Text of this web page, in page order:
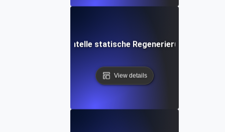
Inkrementelle statische Regenerierung (ISR)
View details